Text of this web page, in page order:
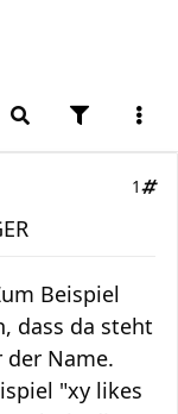
1
Beispiel
dass da steht
der Name.
"xy likes